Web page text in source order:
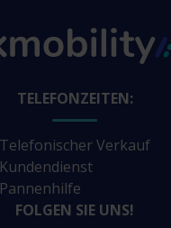
TELEFONZEITEN:
Telefonischer Verkauf
Kundendienst
Pannenhilfe
FOLGEN SIE UNS!